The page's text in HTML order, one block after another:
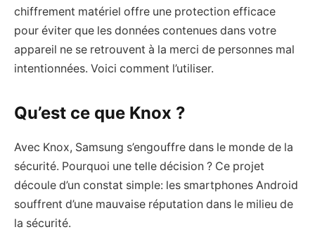
chiffrement matériel offre une protection efficace
pour éviter que les données contenues dans votre
appareil ne se retrouvent à la merci de personnes mal
intentionnées. Voici comment l’utiliser.
Qu’est ce que Knox ?
Avec Knox, Samsung s’engouffre dans le monde de la
sécurité. Pourquoi une telle décision ? Ce projet
découle d’un constat simple: les smartphones Android
souffrent d’une mauvaise réputation dans le milieu de
la sécurité.